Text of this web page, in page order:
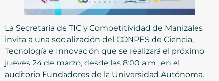
La Secretaría de TIC y Competitividad de Manizales
invita a una socialización del CONPES de Ciencia,
Tecnología e Innovación que se realizará el próximo
jueves 24 de marzo, desde las 8:00 a.m., en el
auditorio Fundadores de la Universidad Autónoma.